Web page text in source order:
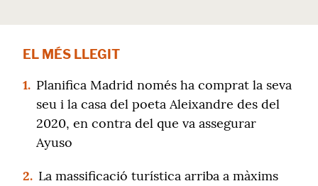
EL MÉS LLEGIT
1. Planifica Madrid només ha comprat la seva
seu i la casa del poeta Aleixandre des del
2020, en contra del que va assegurar
Ayuso
2. La massificació turística arriba a màxims